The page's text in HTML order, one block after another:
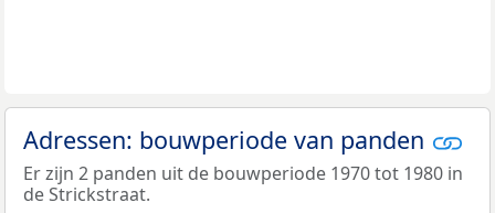
Adressen: bouwperiode van panden
Er zijn 2 panden uit de bouwperiode 1970 tot 1980 in
de Strickstraat.